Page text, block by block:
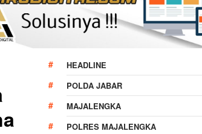
HEADLINE
POLDA JABAR
MAJALENGKA
POLRES MAJALENGKA